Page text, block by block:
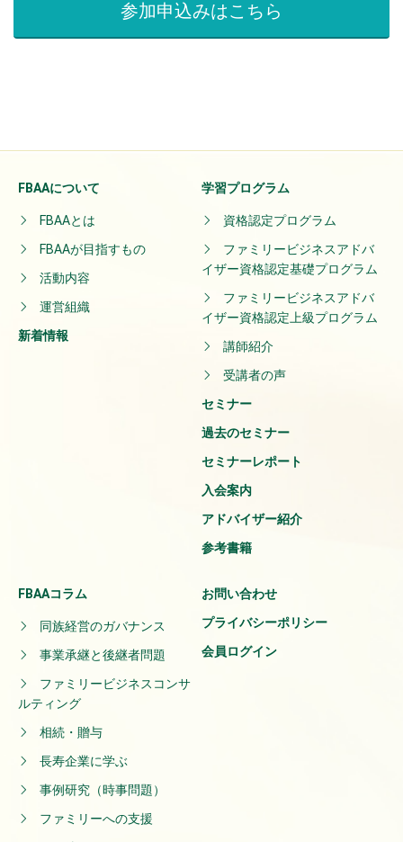
参加申込みはこちら
FBAAについて
FBAAとは
FBAAが目指すもの
活動内容
運営組織
新着情報
学習プログラム
資格認定プログラム
ファミリービジネスアドバ
イザー資格認定基礎プログラム
ファミリービジネスアドバ
イザー資格認定上級プログラム
講師紹介
受講者の声
セミナー
過去のセミナー
セミナーレポート
入会案内
アドバイザー紹介
参考書籍
FBAAコラム
同族経営のガバナンス
事業承継と後継者問題
ファミリービジネスコンサ
ルティング
相続・贈与
長寿企業に学ぶ
事例研究（時事問題）
ファミリーへの支援
お問い合わせ
プライバシーポリシー
会員ログイン